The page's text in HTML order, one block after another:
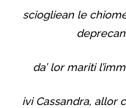
sciogliean le
da’ lor mariti
ivi Cassandra, allor